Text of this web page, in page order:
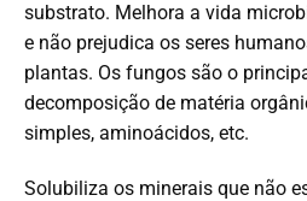
substrato. Melhora a vida
e não prejudica os seres
plantas. Os fungos são o
decomposição de matéria
simples, aminoácidos, etc.
Solubiliza os minerais que não